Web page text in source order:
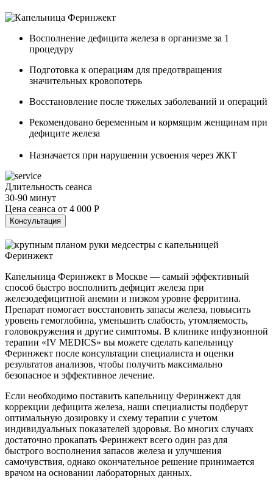
Восполнение дефицита железа в организме за 1
процедуру
Подготовка к операциям для предотвращения
значительных кровопотерь
Восстановление после тяжелых заболеваний и операций
Рекомендовано беременным и кормящим женщинам при
дефиците железа
Назначается при нарушении усвоения через ЖКТ
Длительность сеанса
30-90 минут
Цена сеанса от 4 000 Р
Консультация
Капельница Феринжект в Москве — самый эффективный
способ быстро восполнить дефицит железа при
железодефицитной анемии и низком уровне ферритина.
Препарат помогает восстановить запасы железа, повысить
уровень гемоглобина, уменьшить слабость, утомляемость,
головокружения и другие симптомы. В клинике инфузионной
терапии «IV MEDICS» вы можете сделать капельницу
Феринжект после консультации специалиста и оценки
результатов анализов, чтобы получить максимально
безопасное и эффективное лечение.
Если необходимо поставить капельницу Феринжект для
коррекции дефицита железа, наши специалисты подберут
оптимальную дозировку и схему терапии с учетом
индивидуальных показателей здоровья. Во многих случаях
достаточно прокапать Феринжект всего один раз для
быстрого восполнения запасов железа и улучшения
самочувствия, однако окончательное решение принимается
врачом на основании лабораторных данных.